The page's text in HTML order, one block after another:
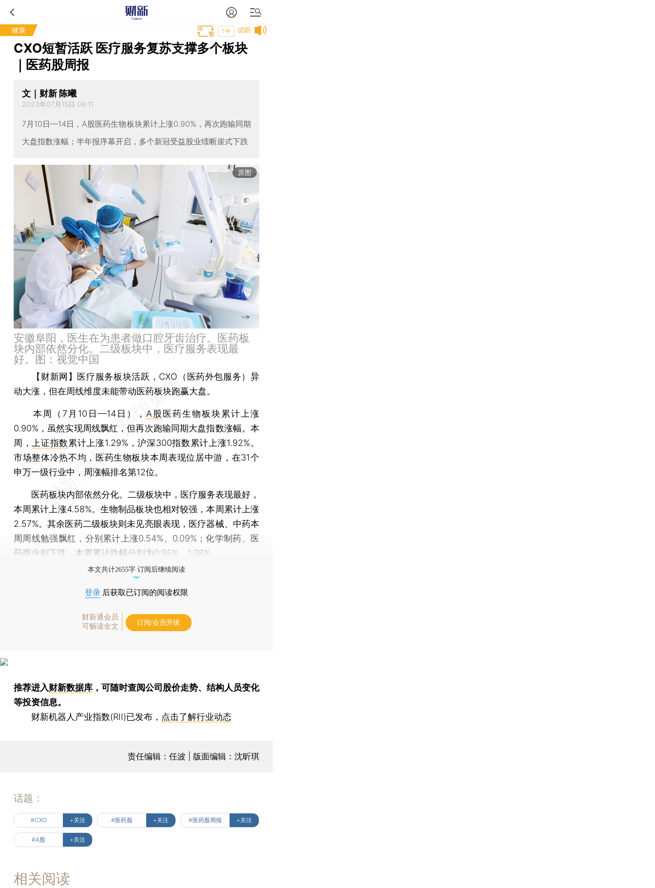
健康 试听
T中
CXO短暂活跃 医疗服务复苏支撑多个板块
｜医药股周报
文｜财新 陈曦
2023年07月15日 09:11
7月10日—14日，A股医药生物板块累计上涨0.90%，再次跑输同期
大盘指数涨幅；半年报序幕开启，多个新冠受益股业绩断崖式下跌
原图
安徽阜阳，医生在为患者做口腔牙齿治疗。医药板
块内部依然分化。二级板块中，医疗服务表现最
好。图：视觉中国
【财新网】 医疗服务板块活跃，CXO（医药外包服务）异
动大涨，但在周线维度未能带动医药板块跑赢大盘。
本周（7月10日—14日）， A股医药生物板块累计上涨
0.90%，虽然实现周线飘红，但再次跑输同期大盘指数涨幅。本
周，
上证指数累计上涨1.29%，沪深300指数累计上涨1.92%。
市场整体冷热不均，医药生物板块本周表现位居中游，在31个
申万一级行业中，周涨幅排名第12位。
医药板块内部依然分化。二级板块中，医疗服务表现最好，
本周累计上涨4.58%。生物制品板块也相对较强，本周累计上涨
2.57%。其余医药二级板块则未见亮眼表现，医疗器械、中药本
周周线勉强飘红，分别累计上涨0.54%、0.09%；化学制药、医
药商业则下跌，本周累计跌幅分别为0.95%、1.38%。
本文共计2655字 订阅后继续阅读
登录 后获取已订阅的阅读权限
财新通会员
可畅读全文
订阅/会员升级
推荐进入财新数据库 ，可随时查阅公司股价走势、结构人员变化
等投资信息。
财新机器人产业指数(RII)已发布， 点击了解行业动态
责任编辑：任波 | 版面编辑：沈昕琪
话题：
#CXO +关注 #医药股 +关注 #医药股周报 +关注
#A股 +关注
相关阅读